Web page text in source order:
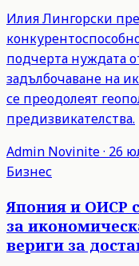
Илия Лингорски
подчерта нуждата
задълбочаване на
се преодолеят
предизвикателства.
Admin Novinite· 26
Бизнес
Япония и ОИСР
за
вериги за